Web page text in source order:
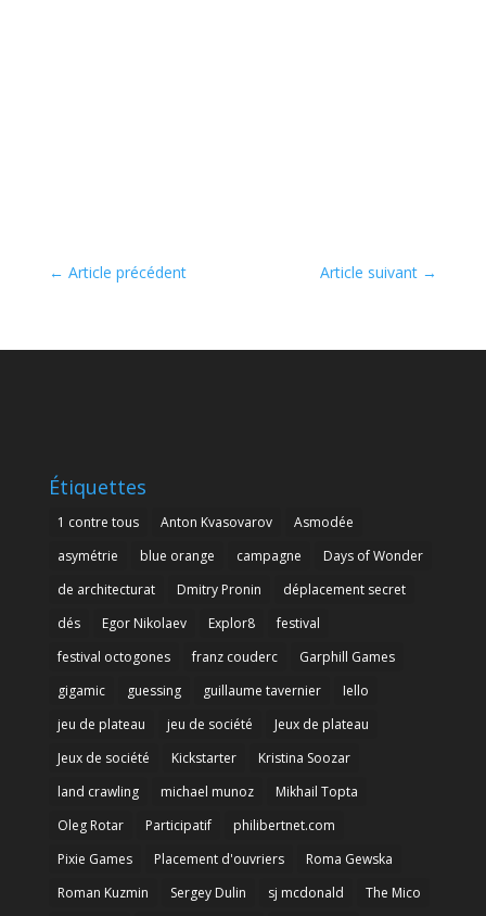
← Article précédent Article suivant →
Étiquettes
1 contre tous Anton Kvasovarov
Asmodée
asymétrie
blue orange campagne
Days of Wonder
de architecturat
Dmitry Pronin
déplacement secret
dés
Egor Nikolaev Explor8
festival
festival octogones
franz couderc
Garphill Games
gigamic
guessing guillaume tavernier
Iello
jeu de plateau
jeu de société
Jeux de plateau
Jeux de société
Kickstarter
Kristina Soozar
land crawling
michael munoz
Mikhail Topta
Oleg Rotar
Participatif
philibertnet.com
Pixie Games
Placement d'ouvriers
Roma Gewska
Roman Kuzmin
Sergey Dulin sj mcdonald The Mico